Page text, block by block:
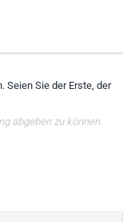
Seien Sie der Erste, der
abgeben zu können.